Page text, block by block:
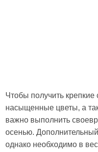
Чтобы получить
насыщенные цветы, а
важно выполнить
осенью.
однако необходимо в